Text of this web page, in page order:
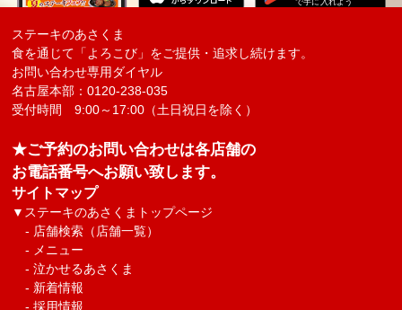
ステーキのあさくま
食を通じて「よろこび」をご提供・追求し続けます。
お問い合わせ専用ダイヤル
名古屋本部：0120-238-035
受付時間 9:00～17:00（土日祝日を除く）
★ご予約のお問い合わせは各店舗の
お電話番号へお願い致します。
サイトマップ
▼ ステーキのあさくまトップページ
- 店舗検索（店舗一覧）
- メニュー
-泣かせるあさくま
- 新着情報
-採用情報